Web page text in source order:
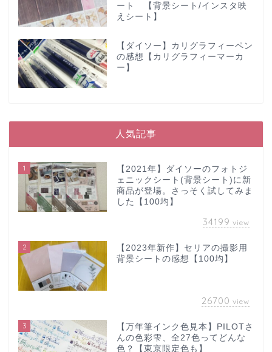
ート 【背景シート/インスタ映
えシート】
【ダイソー】カリグラフィーペン
の感想【カリグラフィーマーカ
ー】
人気記事
1
【2021年】ダイソーのフォトジ
ェニックシート(背景シート)に新
商品が登場。さっそく試してみま
した【100均】
34199 view
2
【2023年新作】セリアの撮影用
背景シートの感想【100均】
26700 view
3
【万年筆インク色見本】PILOTさ
んの色彩雫、全27色ってどんな
色？【東京限定色も】